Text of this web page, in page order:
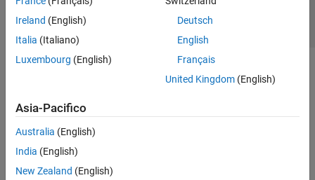
Ireland (English)
Italia (Italiano)
Luxembourg (English)
Deutsch
English
Français
United Kingdom(English)
Asia-Pacifico
Australia (English)
India (English)
New Zealand (English)